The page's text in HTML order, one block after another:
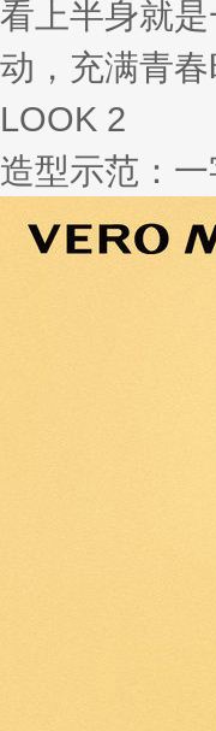
看上半身就
动，充满青
LOOK 2
造型示范：